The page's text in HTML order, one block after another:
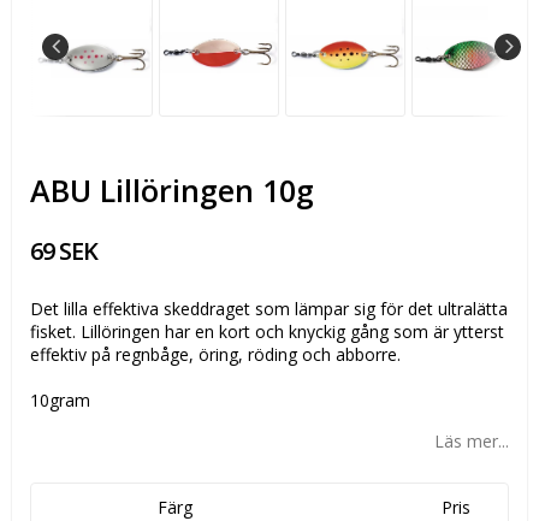
ABU Lillöringen 10g
69 SEK
Det lilla effektiva skeddraget som lämpar sig för det ultralätta
fisket. Lillöringen har en kort och knyckig gång som är ytterst
effektiv på regnbåge, öring, röding och abborre.
10gram
Läs mer...
Färg Pris